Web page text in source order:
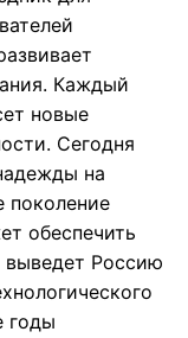
Каждый
новые
Сегодня
на
обеспечить
Россию
годы